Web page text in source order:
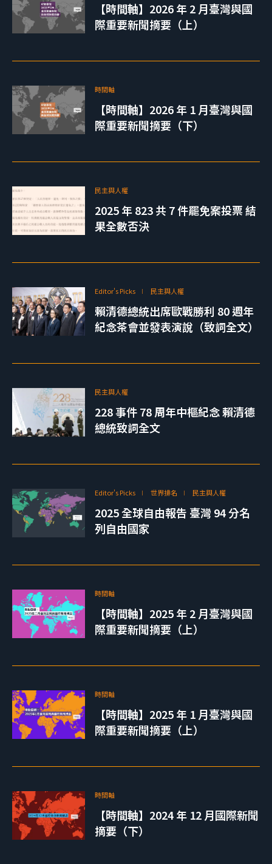
【時間軸】2026 年 2 月臺灣與國
際重要新聞摘要（上）
時間軸
【時間軸】2026 年 1 月臺灣與國
際重要新聞摘要（下）
民主與人權
2025 年 823 共 7 件罷免案投票 結
果全數否決
Editor's Picks 民主與人權
賴清德總統出席歐戰勝利 80 週年
紀念茶會並發表演說（致詞全文）
民主與人權
228 事件 78 周年中樞紀念 賴清德
總統致詞全文
Editor's Picks 世界排名 民主與人權
2025 全球自由報告 臺灣 94 分名
列自由國家
時間軸
【時間軸】2025 年 2 月臺灣與國
際重要新聞摘要（上）
時間軸
【時間軸】2025 年 1 月臺灣與國
際重要新聞摘要（上）
時間軸
【時間軸】2024 年 12 月國際新聞
摘要（下）